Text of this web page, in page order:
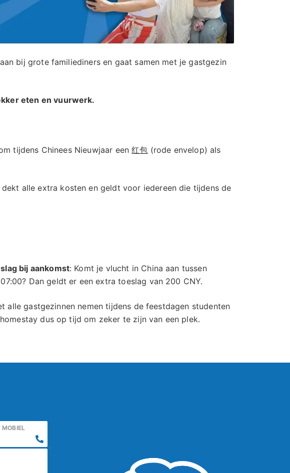
bij grote familiediners en gaat samen met je gastgezin
eten en vuurwerk.
tijdens Chinees Nieuwjaar een红包 (rode envelop) als
alle extra kosten en geldt voor iedereen die tijdens de
bij aankomst: Komt je vlucht in China aan tussen
Dan geldt er een extra toeslag van 200 CNY.
alle gastgezinnen nemen tijdens de feestdagen studenten
dus op tijd om zeker te zijn van een plek.